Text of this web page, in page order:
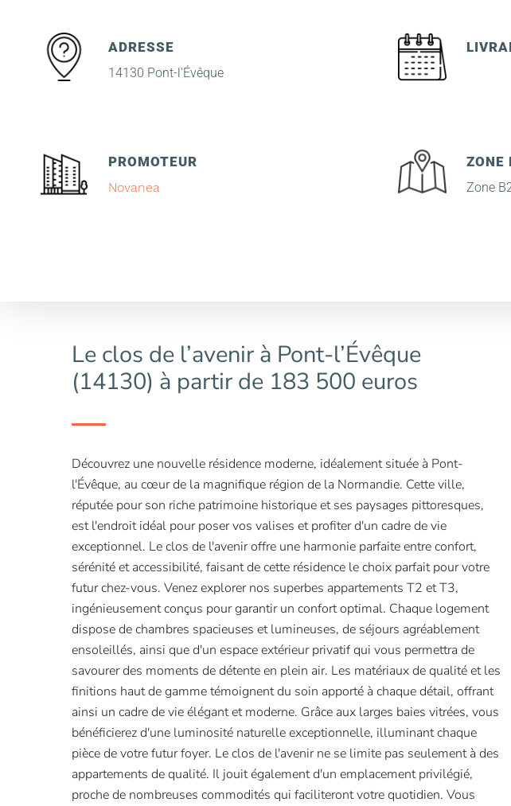
ADRESSE
14130 Pont-l'Évêque
PROMOTEUR
Novanea
ZONE
Zone
Le clos de l’avenir à Pont-l’Évêque
(14130) à partir de 183 500 euros
Découvrez une nouvelle résidence moderne, idéalement située à Pont-
l'Évêque, au cœur de la magnifique région de la Normandie. Cette ville,
réputée pour son riche patrimoine historique et ses paysages pittoresques,
est l'endroit idéal pour poser vos valises et profiter d'un cadre de vie
exceptionnel. Le clos de l'avenir offre une harmonie parfaite entre confort,
sérénité et accessibilité, faisant de cette résidence le choix parfait pour votre
futur chez-vous. Venez explorer nos superbes appartements T2 et T3,
ingénieusement conçus pour garantir un confort optimal. Chaque logement
dispose de chambres spacieuses et lumineuses, de séjours agréablement
ensoleillés, ainsi que d'un espace extérieur privatif qui vous permettra de
savourer des moments de détente en plein air. Les matériaux de qualité et les
finitions haut de gamme témoignent du soin apporté à chaque détail, offrant
ainsi un cadre de vie élégant et moderne. Grâce aux larges baies vitrées, vous
bénéficierez d'une luminosité naturelle exceptionnelle, illuminant chaque
pièce de votre futur foyer. Le clos de l'avenir ne se limite pas seulement à des
appartements de qualité. Il jouit également d'un emplacement privilégié,
proche de nombreuses commodités qui faciliteront votre quotidien. Vous